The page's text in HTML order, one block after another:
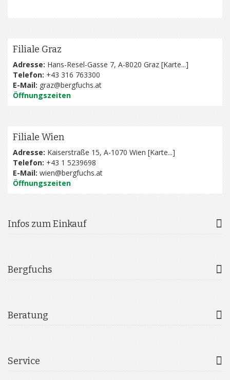
Filiale Graz
Adresse: Hans-Resel-Gasse 7, A-8020 Graz [Karte...]
Telefon: +43 316 763300
E-Mail: graz@bergfuchs.at
Öffnungszeiten
Filiale Wien
Adresse: Kaiserstraße 15, A-1070 Wien [Karte...]
Telefon: +43 1 5239698
E-Mail: wien@bergfuchs.at
Öffnungszeiten
Infos zum Einkauf
Bergfuchs
Beratung
Service